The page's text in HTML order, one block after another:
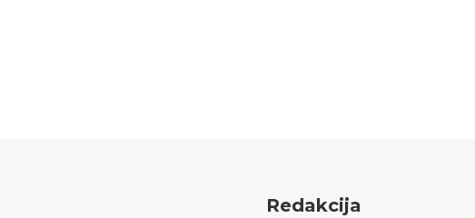
Redakcija